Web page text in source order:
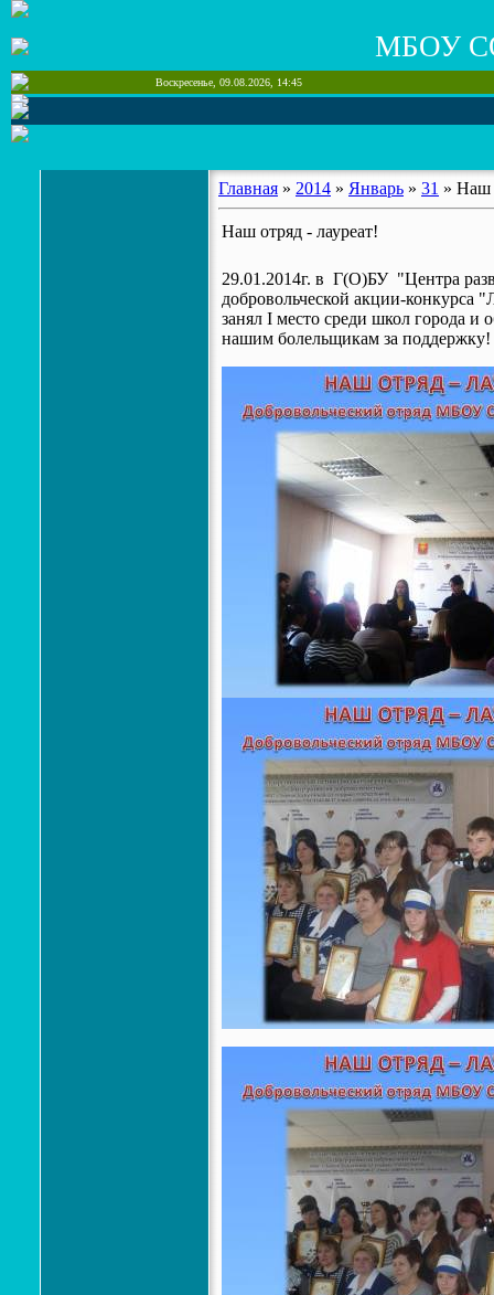
МБОУ
Воскресенье, 09.08.2026, 14:45
Главная » 2014 » Январь » 31 » Наш
Наш отряд - лауреат!
29.01.2014г. в Г(О)БУ "Центра
добровольческой акции-
занял I место среди школ города
нашим болельщикам за поддержку!